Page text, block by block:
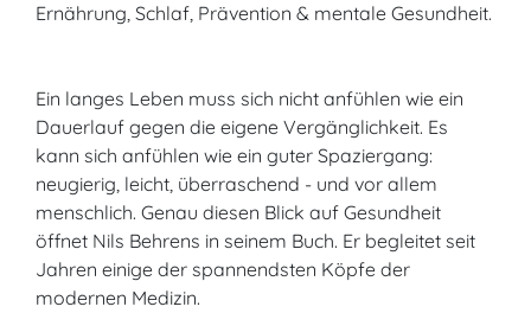
Ernährung, Schlaf, Prävention & mentale Gesundheit.
Ein langes Leben muss sich nicht anfühlen wie ein
Dauerlauf gegen die eigene Vergänglichkeit. Es
kann sich anfühlen wie ein guter Spaziergang:
neugierig, leicht, überraschend - und vor allem
menschlich. Genau diesen Blick auf Gesundheit
öffnet Nils Behrens in seinem Buch. Er begleitet seit
Jahren einige der spannendsten Köpfe der
modernen Medizin.